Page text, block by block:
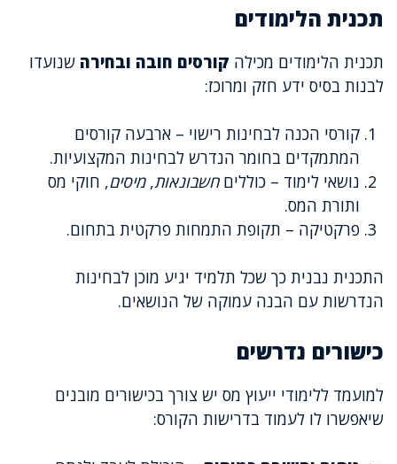
תכנית הלימודים
תכנית הלימודים מכילה קורסים חובה ובחירה שנועדו
לבנות בסיס ידע חזק ומרוכז:
קורסי הכנה לבחינות רישוי – ארבעה קורסים
המתמקדים בחומר הנדרש לבחינות המקצועיות.
נושאי לימוד – כולליםחשבונאות,מיסים, חוקי מס
ותורת המס.
פרקטיקה – תקופת התמחות פרקטית בתחום.
התכנית נבנית כך שכל תלמיד יגיע מוכן לבחינות
הנדרשות עם הבנה עמוקה של הנושאים.
כישורים נדרשים
למועמד ללימודי ייעוץ מס יש צורך בכישורים מובנים
שיאפשרו לו לעמוד בדרישות הקורס: